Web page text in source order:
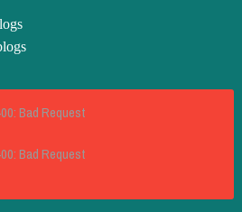
Bad Request
Bad Request